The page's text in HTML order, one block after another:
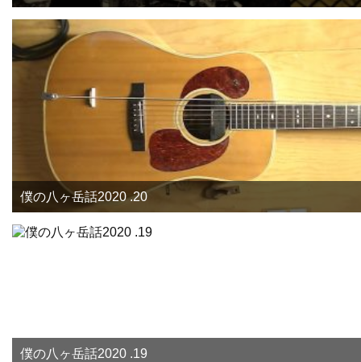
僕の八ヶ岳話2020 .20
僕の八ヶ岳話2020 .19